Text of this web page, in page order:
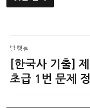
글
탐
발행됨
[한국사 기출]
초급 1번 문제